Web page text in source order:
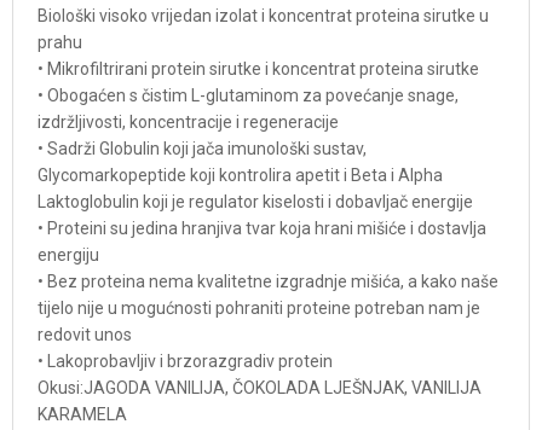
Biološki visoko vrijedan izolat i koncentrat proteina sirutke u
prahu
• Mikrofiltrirani protein sirutke i koncentrat proteina sirutke
• Obogaćen s čistim L-glutaminom za povećanje snage,
izdržljivosti, koncentracije i regeneracije
• Sadrži Globulin koji jača imunološki sustav,
Glycomarkopeptide koji kontrolira apetit i Beta i Alpha
Laktoglobulin koji je regulator kiselosti i dobavljač energije
• Proteini su jedina hranjiva tvar koja hrani mišiće i dostavlja
energiju
• Bez proteina nema kvalitetne izgradnje mišića, a kako naše
tijelo nije u mogućnosti pohraniti proteine potreban nam je
redovit unos
• Lakoprobavljiv i brzorazgradiv protein
Okusi:JAGODA VANILIJA, ČOKOLADA LJEŠNJAK, VANILIJA
KARAMELA